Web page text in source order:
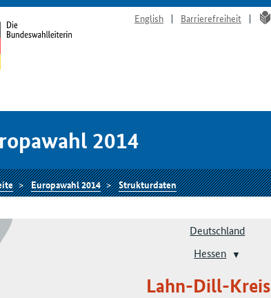
English Barrierefreiheit
2014
Europawahl 2014 Strukturdaten
Deutschland
Hessen
Lahn-Dill-Kreis